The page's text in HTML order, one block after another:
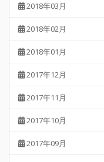
2018年03月
2018年02月
2018年01月
2017年12月
2017年11月
2017年10月
2017年09月